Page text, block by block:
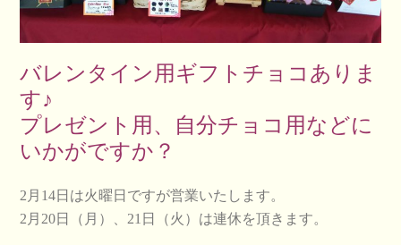
バレンタイン用ギフトチョコありま
す♪
プレゼント用、自分チョコ用などに
いかがですか？
2月14日は火曜日ですが営業いたします。
2月20日（月）、21日（火）は連休を頂きます。